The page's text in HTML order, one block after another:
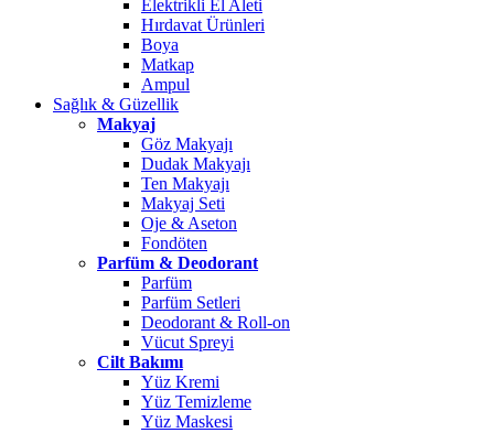
Elektrikli El Aleti
Hırdavat Ürünleri
Boya
Matkap
Ampul
Sağlık & Güzellik
Makyaj
Göz Makyajı
Dudak Makyajı
Ten Makyajı
Makyaj Seti
Oje & Aseton
Fondöten
Parfüm & Deodorant
Parfüm
Parfüm Setleri
Deodorant & Roll-on
Vücut Spreyi
Cilt Bakımı
Yüz Kremi
Yüz Temizleme
Yüz Maskesi